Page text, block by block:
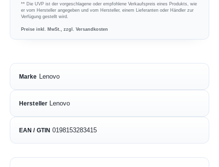
** Die UVP ist der vorgeschlagene oder empfohlene Verkaufspreis eines Produkts, wie
er vom Hersteller angegeben und vom Hersteller, einem Lieferanten oder Händler zur
Verfügung gestellt wird.
Preise inkl. MwSt., zzgl. Versandkosten
Marke Lenovo
Hersteller Lenovo
EAN / GTIN 0198153283415